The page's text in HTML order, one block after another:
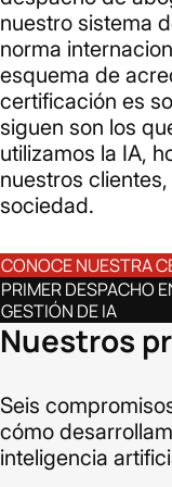
nuestro sistema
norma
esquema de
certificación es
siguen son los
utilizamos la IA,
nuestros
sociedad.
CONOCE NUESTRA
PRIMER DESPACHO
GESTIÓN DE IA
Nuestros
Seis
cómo
inteligencia